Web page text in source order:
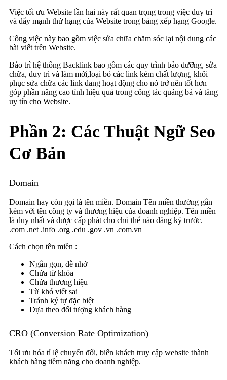
Việc tối ưu Website lần hai này rất quan trọng trong việc duy trì
và đẩy mạnh thứ hạng của Website trong bảng xếp hạng Google.
Công việc này bao gồm việc sửa chữa chăm sóc lại nội dung các
bài viết trên Website.
Bảo trì hệ thống Backlink bao gồm các quy trình bảo dưỡng, sửa
chữa, duy trì và làm mới,loại bỏ các link kém chất lượng, khôi
phục sửa chữa các link đang hoạt động cho nó trở nên tốt hơn
góp phần nâng cao tính hiệu quả trong công tác quảng bá và tăng
uy tín cho Website.
Phần 2: Các Thuật Ngữ Seo
Cơ Bản
Domain
Domain hay còn gọi là tên miền. Domain Tên miền thường gắn
kèm với tên công ty và thương hiệu của doanh nghiệp. Tên miền
là duy nhất và được cấp phát cho chủ thể nào đăng ký trước.
.com .net .info .org .edu .gov .vn .com.vn
Cách chọn tên miền :
Ngắn gọn, dễ nhớ
Chứa từ khóa
Chứa thương hiệu
Từ khó viết sai
Tránh ký tự đặc biệt
Dựa theo đối tượng khách hàng
CRO (Conversion Rate Optimization)
Tối ưu hóa tỉ lệ chuyển đổi, biến khách truy cập website thành
khách hàng tiềm năng cho doanh nghiệp.